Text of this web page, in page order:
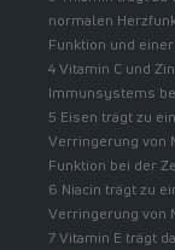
normalen
Funktion und
4 Vitamin C und
Immunsystems
5 Eisen trägt zu
Verringerung von
Funktion bei der
6 Niacin trägt zu
Verringerung von
7 Vitamin E trägt